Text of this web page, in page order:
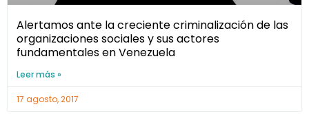
Alertamos ante la creciente criminalización de las
organizaciones sociales y sus actores
fundamentales en Venezuela
Leer más »
17 agosto, 2017